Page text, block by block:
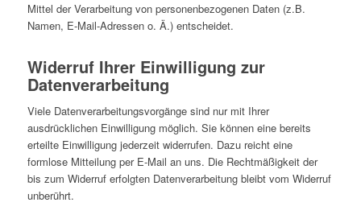
Mittel der Verarbeitung von personenbezogenen Daten (z.B.
Namen, E-Mail-Adressen o. Ä.) entscheidet.
Widerruf Ihrer Einwilligung zur
Datenverarbeitung
Viele Datenverarbeitungsvorgänge sind nur mit Ihrer
ausdrücklichen Einwilligung möglich. Sie können eine bereits
erteilte Einwilligung jederzeit widerrufen. Dazu reicht eine
formlose Mitteilung per E-Mail an uns. Die Rechtmäßigkeit der
bis zum Widerruf erfolgten Datenverarbeitung bleibt vom Widerruf
unberührt.